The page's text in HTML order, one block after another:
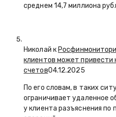
среднем 14,7 миллиона
Николай к
клиентов может привести
счетов04.12.2025
По его словам, в таких
ограничивает удаленное
у клиента разъяснения